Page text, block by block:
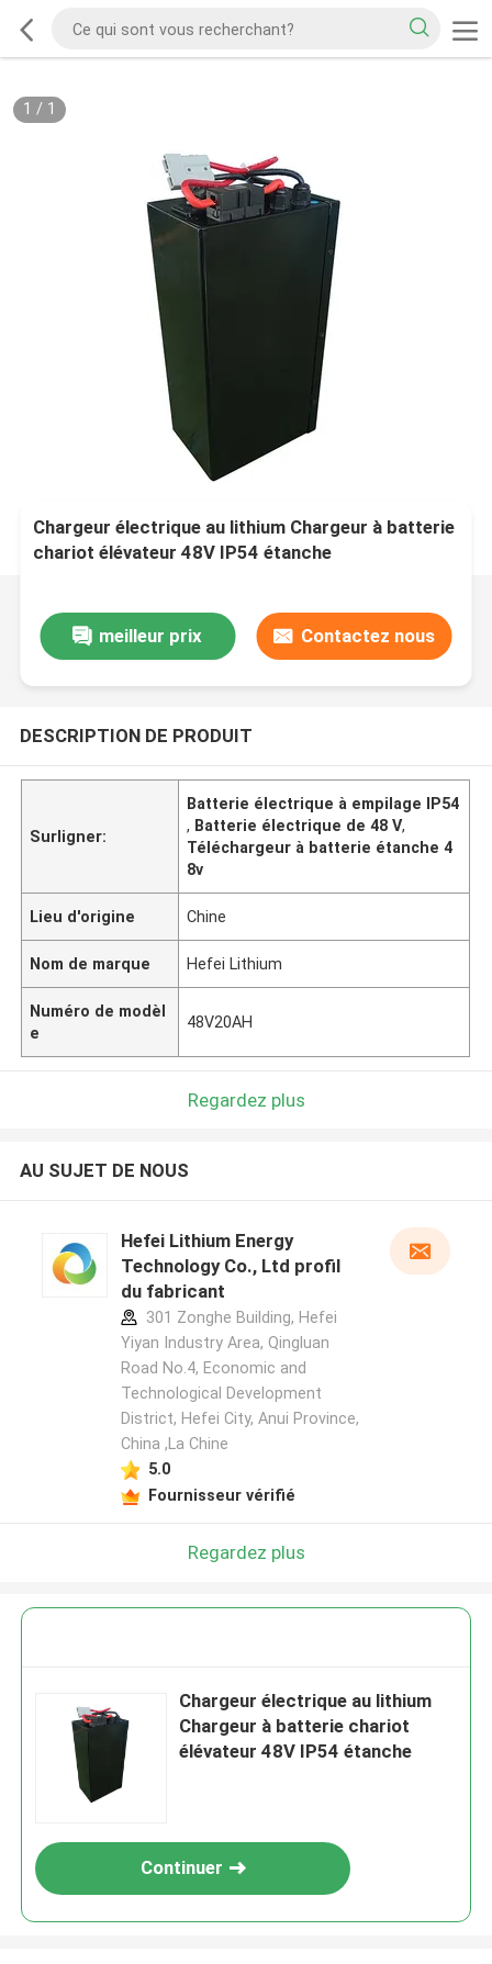
1 / 1
Chargeur électrique au lithium Chargeur à batterie
chariot élévateur 48V IP54 étanche
meilleur prix Contactez nous
DESCRIPTION DE PRODUIT
Surligner:
Batterie électrique à empilage IP54
, Batterie électrique de 48 V,
Téléchargeur à batterie étanche 4
8v
Lieu d'origine Chine
Nom de marque Hefei Lithium
Numéro de modèl
e
48V20AH
Regardez plus
AU SUJET DE NOUS
Hefei Lithium Energy
Technology Co., Ltd profil
du fabricant
301 Zonghe Building, Hefei
Yiyan Industry Area, Qingluan
Road No.4, Economic and
Technological Development
District, Hefei City, Anui Province,
China ,La Chine
5.0
Fournisseur vérifié
Regardez plus
Chargeur électrique au lithium
Chargeur à batterie chariot
élévateur 48V IP54 étanche
Continuer